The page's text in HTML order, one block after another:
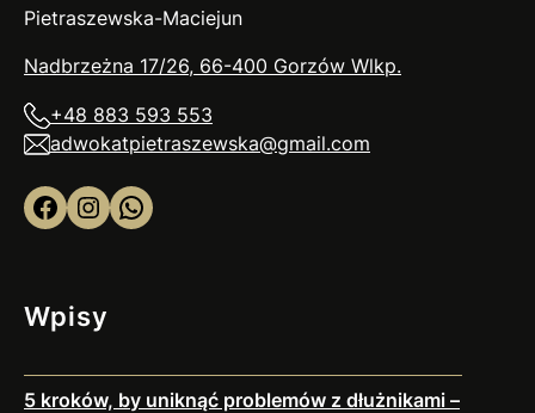
Pietraszewska-Maciejun
Nadbrzeżna 17/26, 66-400 Gorzów Wlkp.
+48 883 593 553
adwokatpietraszewska@gmail.com
Facebook Instagram WhatsApp
Wpisy
5 kroków, by uniknąć problemów z dłużnikami –